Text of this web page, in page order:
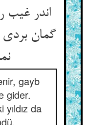
اندر غیب
گمان بردی
نماند
gayb
gider.
yıldız da